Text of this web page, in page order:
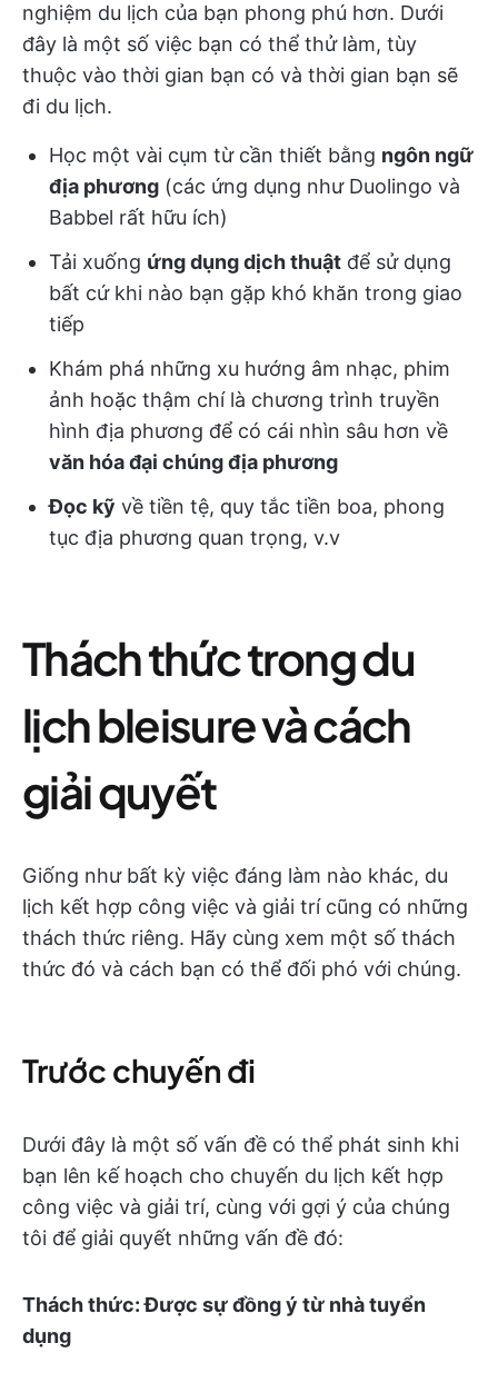
nghiệm du lịch của bạn phong phú hơn. Dưới
đây là một số việc bạn có thể thử làm, tùy
thuộc vào thời gian bạn có và thời gian bạn sẽ
đi du lịch.
Học một vài cụm từ cần thiết bằng ngôn ngữ
địa phương (các ứng dụng như Duolingo và
Babbel rất hữu ích)
Tải xuống ứng dụng dịch thuật để sử dụng
bất cứ khi nào bạn gặp khó khăn trong giao
tiếp
Khám phá những xu hướng âm nhạc, phim
ảnh hoặc thậm chí là chương trình truyền
hình địa phương để có cái nhìn sâu hơn về
văn hóa đại chúng địa phương
Đọc kỹ về tiền tệ, quy tắc tiền boa, phong
tục địa phương quan trọng, v.v
Thách thức trong du
lịch bleisure và cách
giải quyết
Giống như bất kỳ việc đáng làm nào khác, du
lịch kết hợp công việc và giải trí cũng có những
thách thức riêng. Hãy cùng xem một số thách
thức đó và cách bạn có thể đối phó với chúng.
Trước chuyến đi
Dưới đây là một số vấn đề có thể phát sinh khi
bạn lên kế hoạch cho chuyến du lịch kết hợp
công việc và giải trí, cùng với gợi ý của chúng
tôi để giải quyết những vấn đề đó:
Thách thức: Được sự đồng ý từ nhà tuyển
dụng